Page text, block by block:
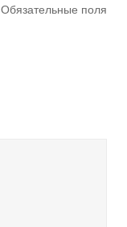
Обязательные поля